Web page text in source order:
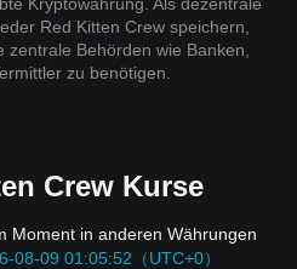
Red Kitten Crew speichern,
Behörden wie Banken,
zu benötigen.
Crew Kurse
Moment in anderen Währungen
08-09 01:05:52（UTC+0）